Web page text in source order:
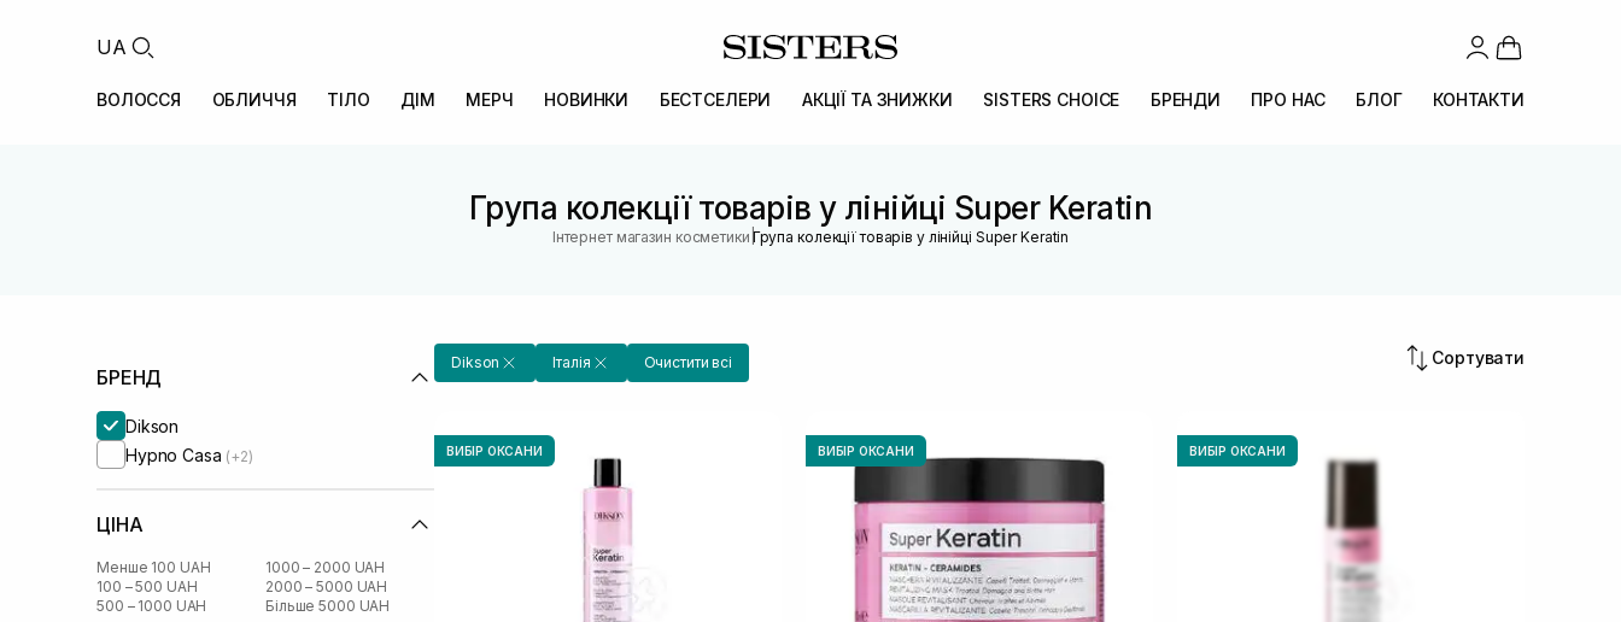
UA
ВОЛОССЯ ОБЛИЧЧЯ ТІЛО ДІМ МЕРЧ НОВИНКИ БЕСТСЕЛЕРИ АКЦІЇ ТА ЗНИЖКИ SISTERS CHOICE БРЕНДИ ПРО НАС БЛОГ КОНТАКТИ
Група колекції товарів у лінійці Super Keratin
Інтернет магазин косметики |Група колекції товарів у лінійці Super Keratin
БРЕНД
Dikson
Hypno Casa (+2)
ЦІНА
Менше 100 UAH
100 – 500 UAH
500 – 1000 UAH
1000 – 2000 UAH
2000 – 5000 UAH
Більше 5000 UAH
Dikson Італія Очистити всі Сортувати
ВИБІР ОКСАНИ ВИБІР ОКСАНИ ВИБІР ОКСАНИ